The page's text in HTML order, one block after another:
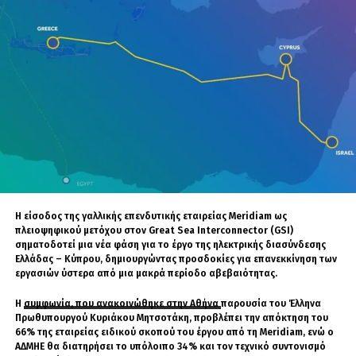
Εύρος αποκλεισμού:
Το «μπλόκο» ισχύει αποκλειστικά για
περίπου 226.000 ακολούθους— παραμένει προσβάσιμος από
το εξωτερικό.
Η συγκεκριμένη εξέλιξη αποτελεί το δεύτερο κύμα περιορισμών που
δέχεται ο πολιτικός σχεδιασμός του Ιμάμογλου. Τον Μάιο του 2025, ο
ακολούθους, είχε επίσης αποκλειστεί στην Τουρκία κατόπιν
δικαστικής εντολής, την οποία η πλατφόρμα είχε επίσης προσβάλει
νομικά.
Ο δήμαρχος Κωνσταντινούπολης συνελήφθη τον Μάρτιο του 2025
αντιμετωπίζοντας κατηγορίες για διαφθορά, κατασκοπεία και
τρομοκρατία —κατηγορίες τις οποίες απορρίπτει ως υποκινούμενες—
και παραμένει προφυλακισμένος εν αναμονή της δίκης του. Η νέα
δικαστική παρέμβαση καταγράφεται σε μια περίοδο οξείας πολιτικής
αντιπαράθεσης, καθώς ο Ιμάμογλου λογίζεται ως ο κυριότερος
πολιτικός αντίπαλος του Προέδρου Ρετζέπ Ταγίπ Ερντογάν ενόψει των
προεδρικών εκλογών του 2028.
Η είσοδος της γαλλικής επενδυτικής εταιρείας Meridiam ως
πλειοψηφικού μετόχου στον Great Sea Interconnector (GSI)
σηματοδοτεί μια νέα φάση για το έργο της ηλεκτρικής διασύνδεσης
Ελλάδας – Κύπρου, δημιουργώντας προσδοκίες για επανεκκίνηση των
εργασιών ύστερα από μια μακρά περίοδο αβεβαιότητας.
Η συμφωνία, που ανακοινώθηκε στην Αθήναπαρουσία του Έλληνα
Πρωθυπουργού Κυριάκου Μητσοτάκη, προβλέπει την απόκτηση του
66% της εταιρείας ειδικού σκοπού του έργου από τη Meridiam, ενώ ο
ΑΔΜΗΕ θα διατηρήσει το υπόλοιπο 34% και τον τεχνικό συντονισμό